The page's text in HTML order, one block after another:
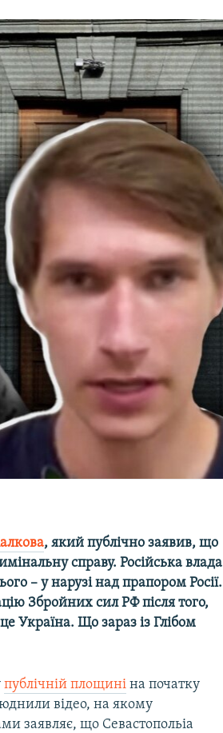
, який публічно заявив, що
справу. Російська влада
– у нарузі над прапором Росії.
Збройних сил РФ після того,
Україна. Що зараз із Глібом
публічній площині на початку
відео, на якому
заявляє, що Севастопольіа